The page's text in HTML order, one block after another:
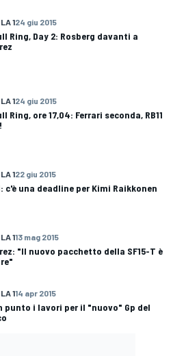
124 giu 2015
Ring, Day 2: Rosberg davanti a
124 giu 2015
Ring, ore 17,04: Ferrari seconda, RB11
122 giu 2015
c'è una deadline per Kimi Raikkonen
113 mag 2015
"Il nuovo pacchetto della SF15-T è
114 apr 2015
punto i lavori per il "nuovo" Gp del